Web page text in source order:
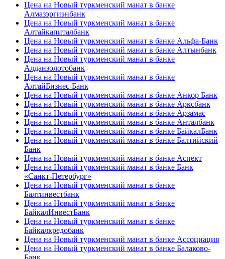
Цена на Новый туркменский манат в банке
Алмазэргиэнбанк
Цена на Новый туркменский манат в банке
Алтайкапиталбанк
Цена на Новый туркменский манат в банке Альфа-Банк
Цена на Новый туркменский манат в банке Алтынбанк
Цена на Новый туркменский манат в банке
Алданзолотобанк
Цена на Новый туркменский манат в банке
АлтайБизнес-Банк
Цена на Новый туркменский манат в банке Анкор Банк
Цена на Новый туркменский манат в банке Арксбанк
Цена на Новый туркменский манат в банке Арзамас
Цена на Новый туркменский манат в банке Анталбанк
Цена на Новый туркменский манат в банке БайкалБанк
Цена на Новый туркменский манат в банке Балтийский
Банк
Цена на Новый туркменский манат в банке Аспект
Цена на Новый туркменский манат в банке Банк
«Санкт-Петербург»
Цена на Новый туркменский манат в банке
Балтинвестбанк
Цена на Новый туркменский манат в банке
БайкалИнвестБанк
Цена на Новый туркменский манат в банке
Байкалкредобанк
Цена на Новый туркменский манат в банке Ассоциация
Цена на Новый туркменский манат в банке Балаково-